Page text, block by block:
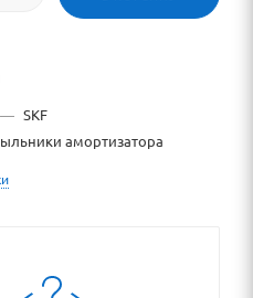
— SKF
амортизатора